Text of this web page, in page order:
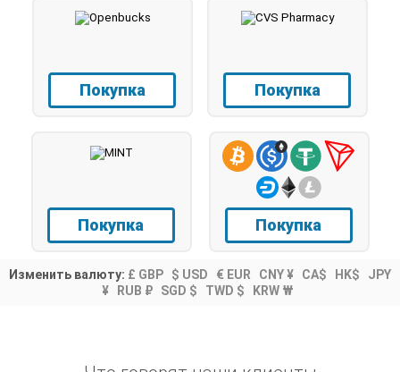
Покупка Покупка
Покупка Покупка
Изменить валюту: £ GBP $ USD € EUR CNY ¥ CA$ HK$
JPY
¥
RUB ₽ SGD $ TWD $ KRW ₩